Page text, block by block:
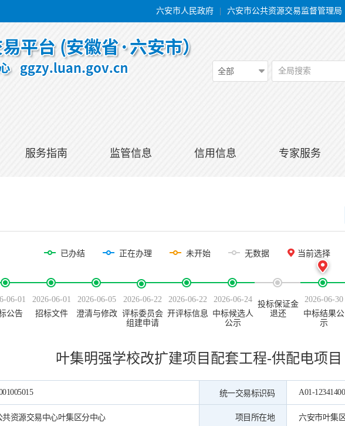
六安市人民政府 六安市公共资源交易监督管理局
全部 全局搜索
服务指南 监管信息 信用信息 专家服务
已办结 正在办理 未开始 无数据 当前选择
06-01
公告
2026-06-01
招标文件
2026-06-05
澄清与修改
2026-06-22
评标委员会
组建申请
2026-06-22
开评标信息
2026-06-24
中标候选人
公示
投标保证金
退还
2026-06-30
中标结果公
示
叶集明强学校改扩建项目配套工程-供配电项目
统一交易标识码 A01-
共资源交易中心叶集区分中心 项目所在地 六安市叶集区